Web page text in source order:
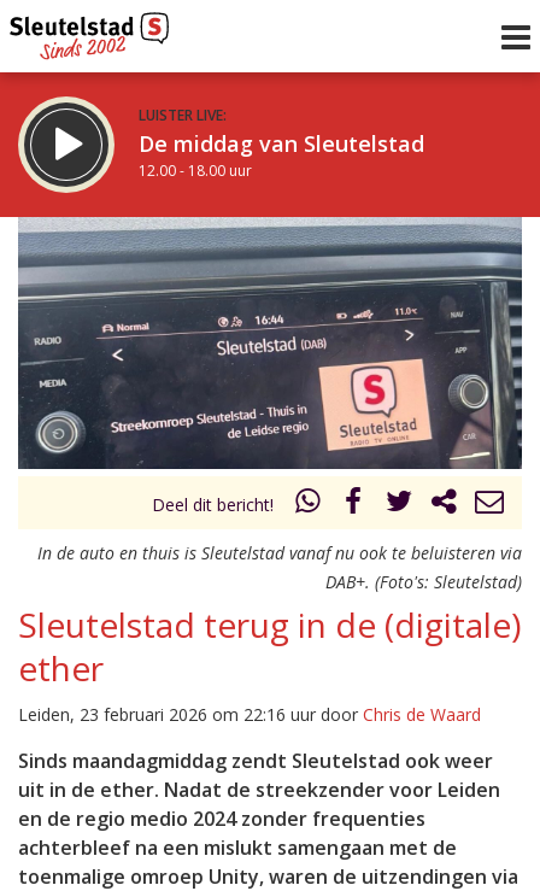
LUISTER LIVE:
De middag van Sleutelstad
12.00 - 18.00 uur
STRAKS:
De avond van Sleutelstad
18.00 - 19.00 uur
Vorig uur
uur 1 van 0 Volgend uur
Deel dit bericht!
In de auto en thuis is Sleutelstad vanaf nu ook te beluisteren via
DAB+. (Foto's: Sleutelstad)
Sleutelstad terug in de (digitale)
ether
Leiden, 23 februari 2026 om 22:16 uur door Chris de Waard
Sinds maandagmiddag zendt Sleutelstad ook weer
uit in de ether. Nadat de streekzender voor Leiden
en de regio medio 2024 zonder frequenties
achterbleef na een mislukt samengaan met de
toenmalige omroep Unity, waren de uitzendingen via